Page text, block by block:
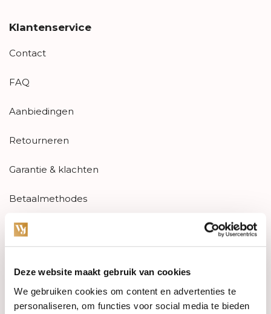
Deze website maakt gebruik van cookies
We gebruiken cookies om content en advertenties te
personaliseren, om functies voor social media te bieden
Klantenservice
Contact
FAQ
Aanbiedingen
Retourneren
Garantie & klachten
Betaalmethodes
Sitemap
Categorieën
Horloges